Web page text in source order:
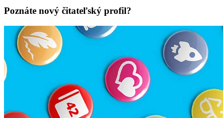
Poznáte nový čitateľský profil?